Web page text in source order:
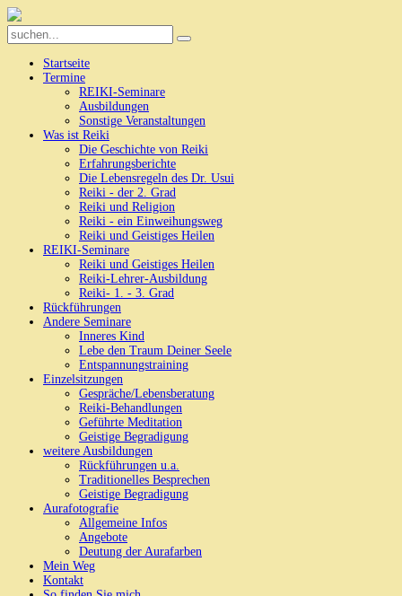
Startseite
Termine
REIKI-Seminare
Ausbildungen
Sonstige Veranstaltungen
Was ist Reiki
Die Geschichte von Reiki
Erfahrungsberichte
Die Lebensregeln des Dr. Usui
Reiki - der 2. Grad
Reiki und Religion
Reiki - ein Einweihungsweg
Reiki und Geistiges Heilen
REIKI-Seminare
Reiki und Geistiges Heilen
Reiki-Lehrer-Ausbildung
Reiki- 1. - 3. Grad
Rückführungen
Andere Seminare
Inneres Kind
Lebe den Traum Deiner Seele
Entspannungstraining
Einzelsitzungen
Gespräche/Lebensberatung
Reiki-Behandlungen
Geführte Meditation
Geistige Begradigung
weitere Ausbildungen
Rückführungen u.a.
Traditionelles Besprechen
Geistige Begradigung
Aurafotografie
Allgemeine Infos
Angebote
Deutung der Aurafarben
Mein Weg
Kontakt